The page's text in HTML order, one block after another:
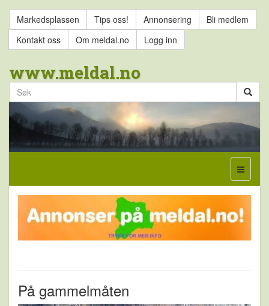
Markedsplassen Tips oss! Annonsering
Bli medlem
Kontakt oss
Om meldal.no Logg inn
www.meldal.no
På gammelmåten